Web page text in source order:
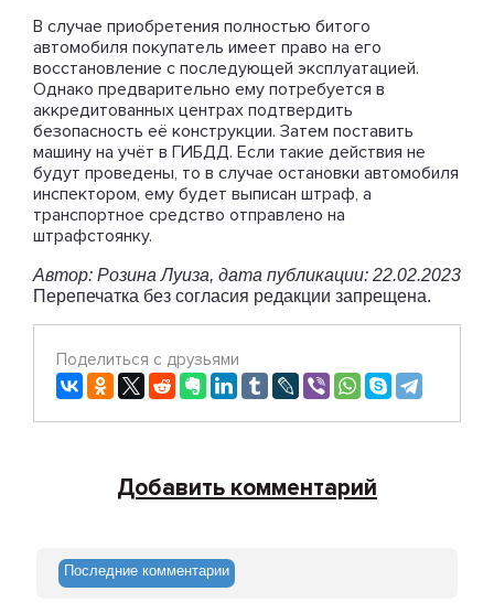
В случае приобретения полностью битого
автомобиля покупатель имеет право на его
восстановление с последующей эксплуатацией.
Однако предварительно ему потребуется в
аккредитованных центрах подтвердить
безопасность её конструкции. Затем поставить
машину на учёт в ГИБДД. Если такие действия не
будут проведены, то в случае остановки автомобиля
инспектором, ему будет выписан штраф, а
транспортное средство отправлено на
штрафстоянку.
Автор: Розина Луиза, дата публикации: 22.02.2023
Перепечатка без согласия редакции запрещена.
Поделиться с друзьями
Добавить комментарий
Последние комментарии